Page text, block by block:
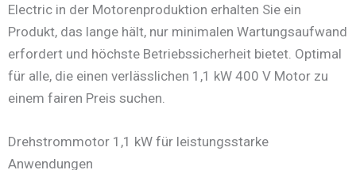
Electric in der Motorenproduktion erhalten Sie ein
Produkt, das lange hält, nur minimalen Wartungsaufwand
erfordert und höchste Betriebssicherheit bietet. Optimal
für alle, die einen verlässlichen 1,1 kW 400 V Motor zu
einem fairen Preis suchen.
Drehstrommotor 1,1 kW für leistungsstarke
Anwendungen